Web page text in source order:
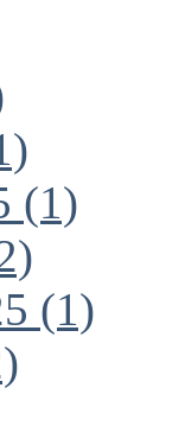
(1)
(1)